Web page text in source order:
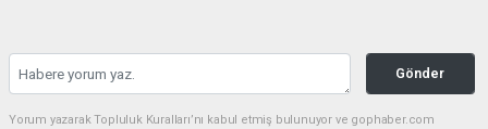
Gönder
Yorum yazarak Topluluk Kuralları’nı kabul etmiş bulunuyor ve gophaber.com